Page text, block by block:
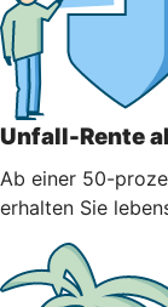
Unfall-Rente
Ab einer 50-
erhalten Sie